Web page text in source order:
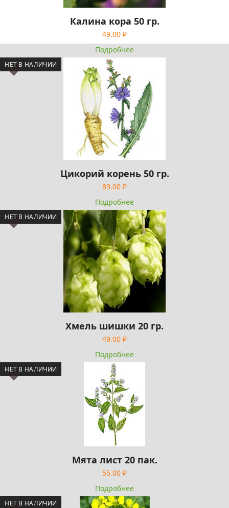
Калина кора 50 гр.
49.00 ₽
Подробнее
НЕТ В НАЛИЧИИ
Цикорий корень 50 гр.
89.00 ₽
Подробнее
НЕТ В НАЛИЧИИ
Хмель шишки 20 гр.
49.00 ₽
Подробнее
НЕТ В НАЛИЧИИ
Мята лист 20 пак.
55.00 ₽
Подробнее
НЕТ В НАЛИЧИИ